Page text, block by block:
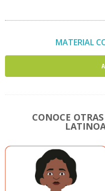
MATERIAL
CONOCE